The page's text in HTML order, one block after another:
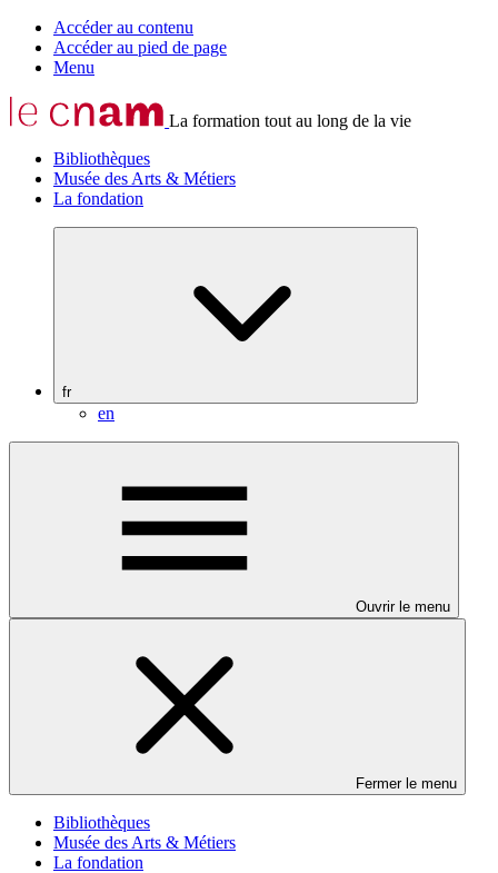
Accéder au contenu
Accéder au pied de page
Menu
La formation tout au long de la vie
Bibliothèques
Musée des Arts & Métiers
La fondation
fr
en
Ouvrir le menu
Fermer le menu
Bibliothèques
Musée des Arts & Métiers
La fondation